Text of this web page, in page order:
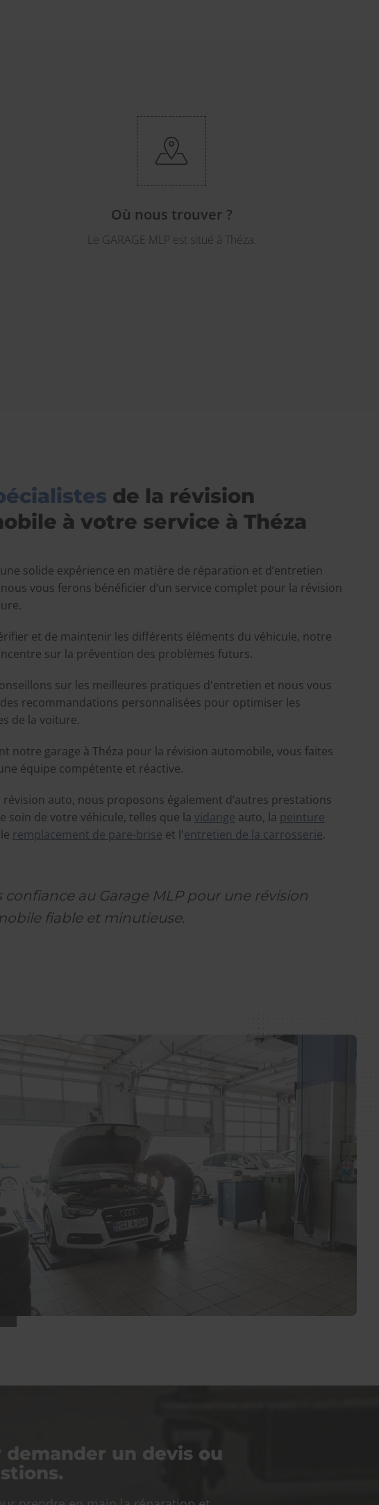
Où nous trouver ?
Le GARAGE MLP est situé à Théza.
de la révision
à votre service à Théza
solide expérience en matière de réparation et d’entretien
vous ferons bénéficier d’un service complet pour la révision
et de maintenir les différents éléments du véhicule, notre
sur la prévention des problèmes futurs.
sur les meilleures pratiques d'entretien et nous vous
recommandations personnalisées pour optimiser les
de la voiture.
notre garage à Théza pour la révision automobile, vous faites
équipe compétente et réactive.
révision auto, nous proposons également d’autres prestations
soin de votre véhicule, telles que la vidange auto, la peinture
remplacement de pare-brise et l'entretien de la carrosserie.
confiance au Garage MLP pour une révision
fiable et minutieuse.
un devis ou